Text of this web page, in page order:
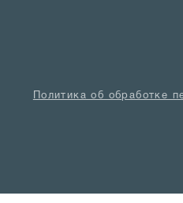
Политика об обработке